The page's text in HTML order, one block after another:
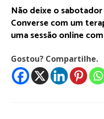
Não deixe o
Converse com um
uma sessão online
Gostou? Compartilhe.